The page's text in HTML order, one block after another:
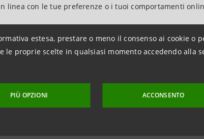
linea con le tue preferenze o i tuoi comportamenti
estesa, prestare o meno il consenso ai cookie o
le proprie scelte in qualsiasi momento accedendo alla
PIÙ OPZIONI ACCONSENTO
inoltre come, in una realtà policentrica come
complessivamente percepita e si ribadisce il
del Paese.
rileva come i temi di sicurezza, salute e
infine una
maggiore attenzione da parte